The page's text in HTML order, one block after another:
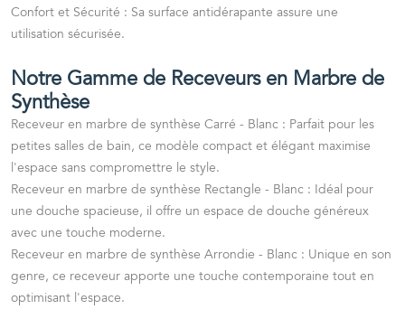
Confort et Sécurité : Sa surface antidérapante assure une
utilisation sécurisée.
Notre Gamme de Receveurs en Marbre de
Synthèse
Receveur en marbre de synthèse Carré - Blanc : Parfait pour les
petites salles de bain, ce modèle compact et élégant maximise
l'espace sans compromettre le style.
Receveur en marbre de synthèse Rectangle - Blanc : Idéal pour
une douche spacieuse, il offre un espace de douche généreux
avec une touche moderne.
Receveur en marbre de synthèse Arrondie - Blanc : Unique en son
genre, ce receveur apporte une touche contemporaine tout en
optimisant l'espace.